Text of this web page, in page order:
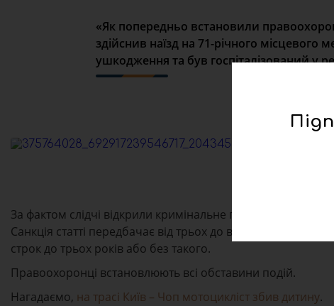
«Як попередньо встановили
здійснив наїзд на 71-річного місцевого
ушкодження та був госпіталізований у
За фактом слідчі відкрили кримінальне провадження за
Санкція статті передбачає від трьох до восьми років
строк до трьох років або без такого.
Правоохоронці встановлюють всі обставини подій.
Нагадаємо, на трасі Київ – Чоп мотоцикліст збив дитину.